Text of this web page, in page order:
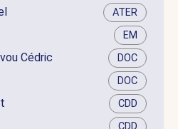
ATER
EM
Cédric DOC
DOC
CDD